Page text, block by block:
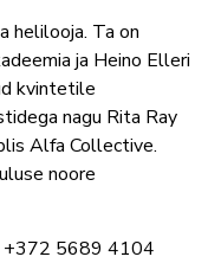
helilooja. Ta on
ja Heino Elleri
kvintetile
nagu Rita Ray
Alfa Collective.
noore
5689 4104